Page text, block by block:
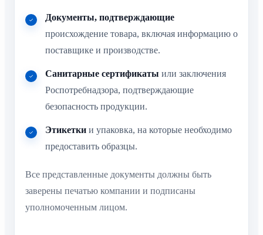
Документы, подтверждающие
происхождение товара, включая информацию о
поставщике и производстве.
Санитарные сертификаты или заключения
Роспотребнадзора, подтверждающие
безопасность продукции.
Этикетки и упаковка, на которые необходимо
предоставить образцы.
Все представленные документы должны быть
заверены печатью компании и подписаны
уполномоченным лицом.